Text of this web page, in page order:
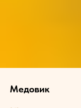
Медовик